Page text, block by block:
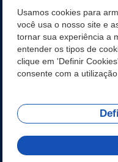
NOTÍCIAS
APLICATIVO
REDES SOCIAIS
Usamos cookies para
você usa o nosso site e
tornar sua experiência a
entender os tipos de
clique em 'Definir
consente com a